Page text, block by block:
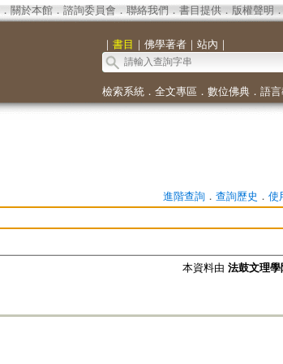
． 關於本館． 諮詢委員會． 聯絡我們 ． 書目提供． 版權聲明 ．
｜ 書目 ｜ 佛學著者｜ 站內 ｜
檢索系統． 全文專區 ． 數位佛典． 語
進階查詢． 查詢歷史 ． 使
本資料由 法鼓文理